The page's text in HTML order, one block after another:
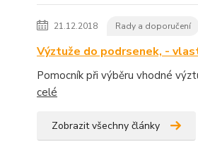
21.12.2018 Rady a doporučení
Výztuže do podrsenek, -
Pomocník při výběru vhodné
celé
Zobrazit všechny články